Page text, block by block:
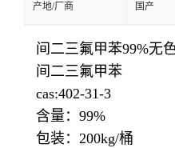
产地/厂商 国产
间二三氟甲苯99%无
间二三氟甲苯
cas:402-31-3
含量：99%
包装：200kg/桶